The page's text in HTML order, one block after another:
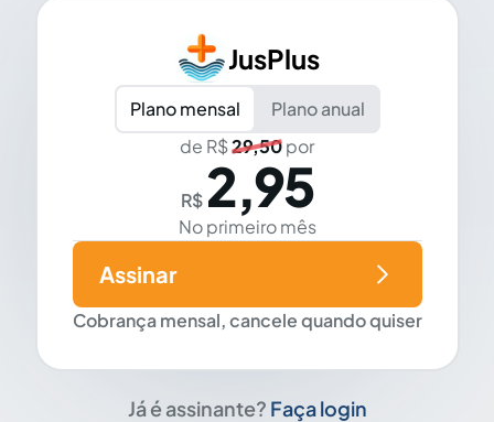
JusPlus
Plano mensal
Plano anual
de R$29,50por
R$ 2,95
No primeiro mês
Cobrança mensal, cancele quando quiser
Assinar
Já é assinante? Faça login